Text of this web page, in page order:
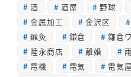
酒
酒屋 野球
金属加工
金沢区
鍼灸
鎌倉 鎌倉
陸永商店
離婚 雨
電機
電気 電気